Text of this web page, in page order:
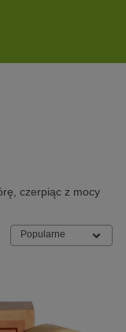
czerpiąc z mocy
Popularne